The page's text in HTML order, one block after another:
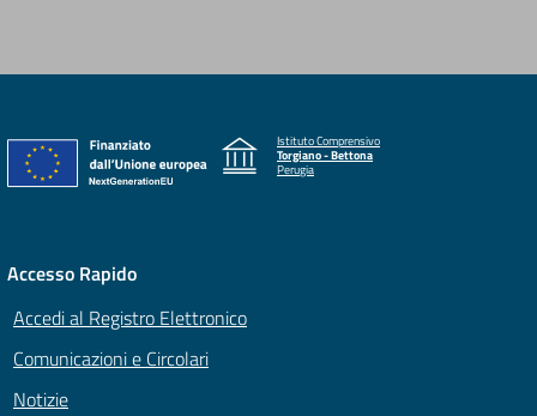
Istituto Comprensivo
Torgiano - Bettona
Perugia
Accesso Rapido
Accedi al Registro Elettronico
Comunicazioni e Circolari
Notizie